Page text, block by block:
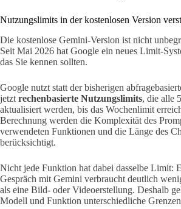
Nutzungslimits in der kostenlosen Version
Die kostenlose Gemini-Version ist nicht
Seit Mai 2026 hat Google ein neues Limit-
das Sie kennen sollten.
Google nutzt statt der bisherigen
jetzt rechenbasierte Nutzungslimits, die alle
aktualisiert werden, bis das Wochenlimit
Berechnung werden die Komplexität des
verwendeten Funktionen und die Länge des
berücksichtigt.
Nicht jede Funktion hat dabei dasselbe Limit:
Gespräch mit Gemini verbraucht deutlich
als eine Bild- oder Videoerstellung. Deshalb
Modell und Funktion unterschiedliche